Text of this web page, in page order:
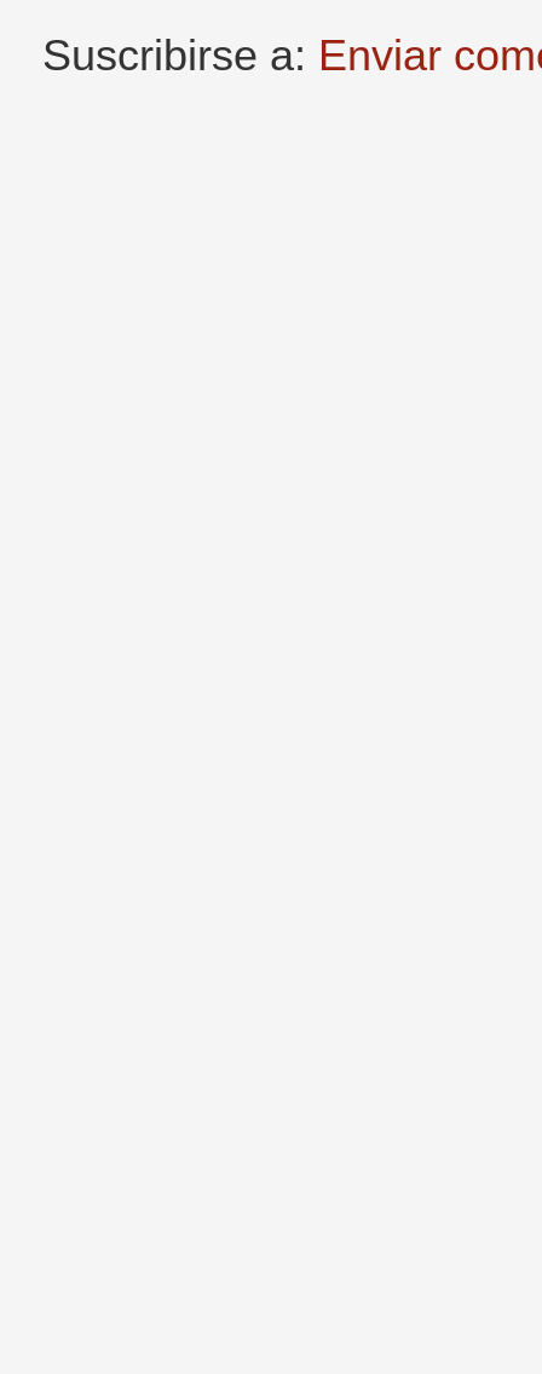
Suscribirse a: Enviar